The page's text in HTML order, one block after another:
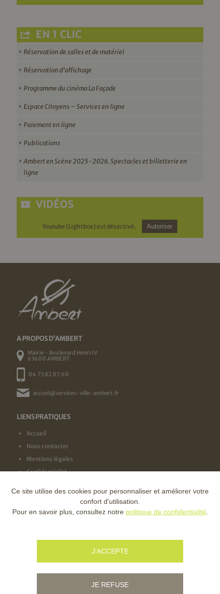
EN 1 CLIC
Réservation de salles et de matériel
Réservation d’affichage
Programme du cinéma La Façade
Espace Citoyens – Services en ligne
Paiement en ligne
Publications
Ambert en Scène 2025-2026. Spectacles et billetterie en
ligne
VIDÉOS
Youtube (Lightbox) est désactivé. Autoriser
A PROPOS D'AMBERT
Mairie - Boulevard Henri IV
63600 AMBERT
04 73 82 07 60
accueil@services-ville-ambert.fr
LIENS PRATIQUES
Accueil
Nous contacter
Mentions légales
Confidentialité
NOS LABELS
Ce site utilise des cookies pour personnaliser et améliorer votre
confort d'utilisation.
Pour en savoir plus, consultez notre politique de confidentialité
J'ACCEPTE
JE REFUSE